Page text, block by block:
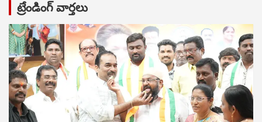
ట్రేండింగ్ వార్తలు